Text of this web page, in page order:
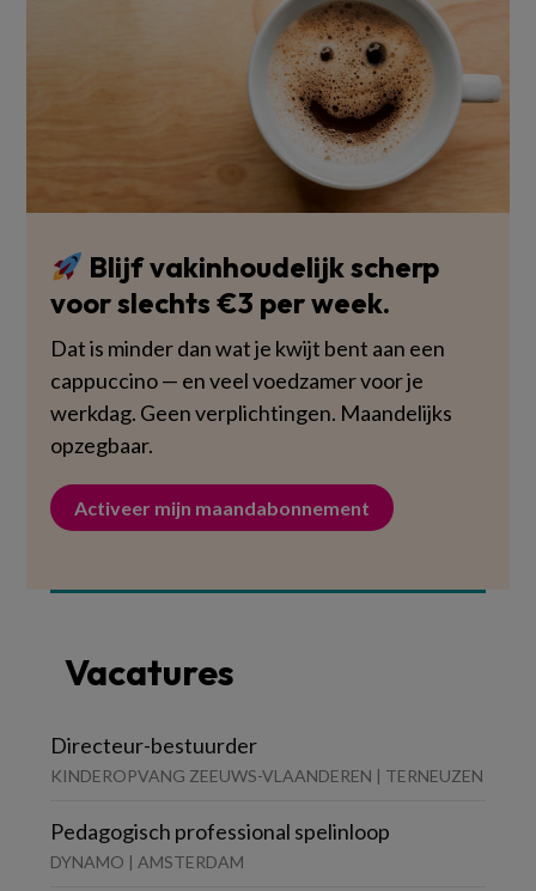
Blijf vakinhoudelijk scherp
voor slechts €3 per week.
Dat is minder dan wat je kwijt bent aan een
cappuccino — en veel voedzamer voor je
werkdag. Geen verplichtingen. Maandelijks
opzegbaar.
Activeer mijn maandabonnement
Vacatures
Directeur-bestuurder
KINDEROPVANG ZEEUWS-VLAANDEREN | TERNEUZEN
Pedagogisch professional spelinloop
DYNAMO | AMSTERDAM